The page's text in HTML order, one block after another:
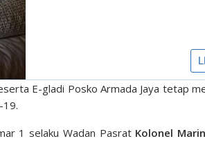
E-gladi Posko Armada Jaya tetap
19.
1 selaku Wadan Pasrat Kolonel